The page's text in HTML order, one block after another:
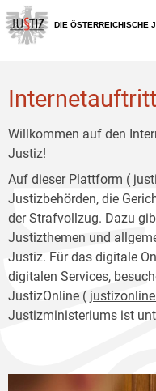
Zur
Hauptnavigation
[1]
Zum
Inhalt
[2]
DIE ÖSTERREICHISCHE
Willkommen auf den
Justiz!
Auf dieser Plattform (
Justizbehörden, die
der Strafvollzug. Dazu
Justizthemen und
Justiz. Für das digitale
digitalen Services,
JustizOnline (
Justizministeriums ist